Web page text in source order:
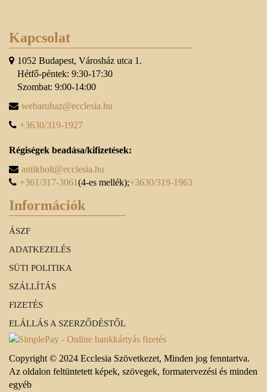
Kapcsolat
1052 Budapest, Városház utca 1.
Hétfő-péntek: 9:30-17:30
Szombat: 9:00-14:00
webaruhaz@ecclesia.hu
+3630/319-1927
Régiségek beadása/kifizetések:
antikbolt@ecclesia.hu
+361/317-3061(4-es mellék);+3630/319-1963
Információk
ÁSZF
ADATKEZELÉS
SÜTI POLITIKA
SZÁLLÍTÁS
FIZETÉS
ELÁLLÁS A SZERZŐDÉSTŐL
Copyright © 2024 Ecclesia Szövetkezet, Minden jog fenntartva.
Az oldalon feltüntetett képek, szövegek, formatervezési és minden
egyéb